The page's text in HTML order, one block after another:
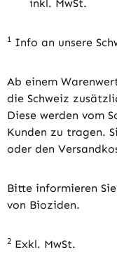
inkl. MwSt.
1 Info an unsere
Ab einem
die Schweiz
Diese werden vom
Kunden zu tragen.
oder den
Bitte informieren
von Bioziden.
2 Exkl. MwSt.